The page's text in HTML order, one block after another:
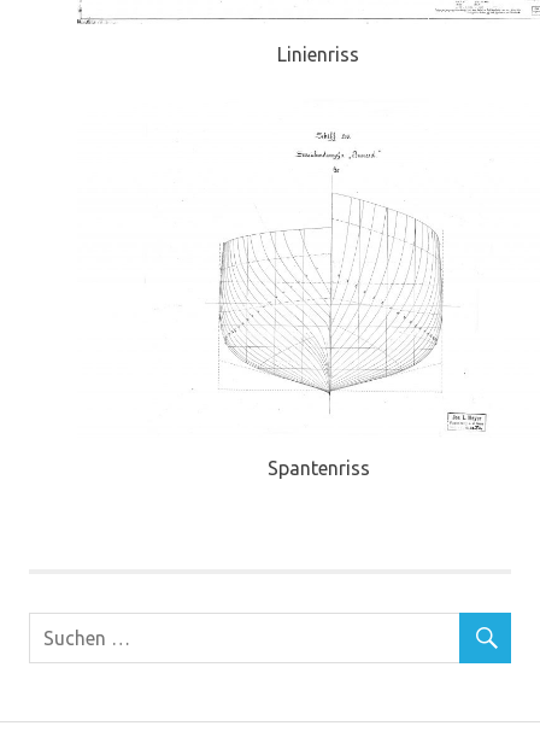
Linienriss
Spantenriss